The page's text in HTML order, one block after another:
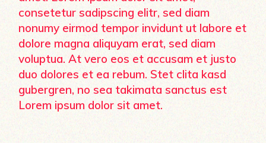
consetetur sadipscing elitr, sed diam
nonumy eirmod tempor invidunt ut labore et
dolore magna aliquyam erat, sed diam
voluptua. At vero eos et accusam et justo
duo dolores et ea rebum. Stet clita kasd
gubergren, no sea takimata sanctus est
Lorem ipsum dolor sit amet.